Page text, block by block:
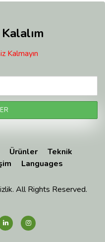
Kalmayın
Ürünler
Teknik
Languages
All Rights Reserved.